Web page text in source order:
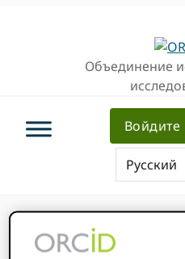
Объединение
Войдите